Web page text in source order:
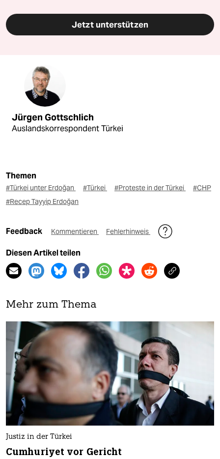
Jetzt unterstützen
Jürgen Gottschlich
Auslandskorrespondent Türkei
Themen
#Türkei unter Erdoğan #Türkei #Proteste in der Türkei
#CHP
#Recep Tayyip Erdoğan
Feedback Kommentieren Fehlerhinweis
Diesen Artikel teilen
Mehr zum Thema
Justiz in der Türkei
Cumhuriyet vor Gericht